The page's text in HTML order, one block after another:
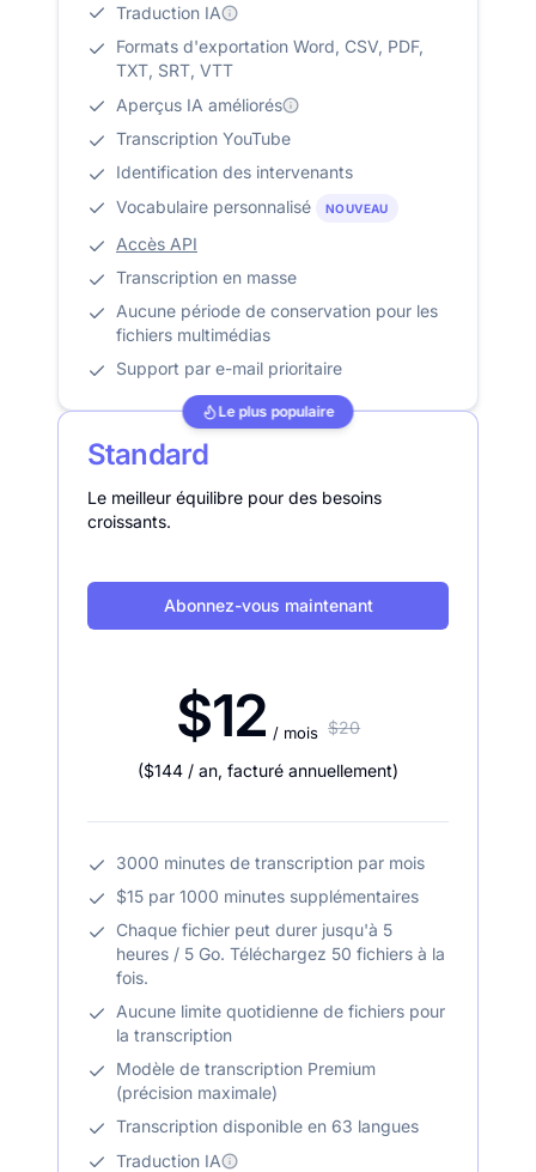
Traduction IA
Formats d'exportation Word, CSV, PDF,
TXT, SRT, VTT
Aperçus IA améliorés
Transcription YouTube
Identification des intervenants
Vocabulaire personnalisé
NOUVEAU
Accès API
Transcription en masse
Aucune période de conservation pour les
fichiers multimédias
Support par e-mail prioritaire
Le plus populaire
Standard
Le meilleur équilibre pour des besoins
croissants.
Abonnez-vous maintenant
$12 / mois $20
($144 / an, facturé annuellement)
3000 minutes de transcription par mois
$15 par 1000 minutes supplémentaires
Chaque fichier peut durer jusqu'à 5
heures / 5 Go. Téléchargez 50 fichiers à la
fois.
Aucune limite quotidienne de fichiers pour
la transcription
Modèle de transcription Premium
(précision maximale)
Transcription disponible en 63 langues
Traduction IA